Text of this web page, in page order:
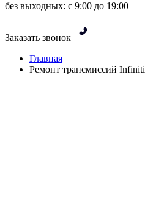
без выходных: с 9:00 до 19:00
Заказать звонок
Главная
Ремонт трансмиссий Infiniti